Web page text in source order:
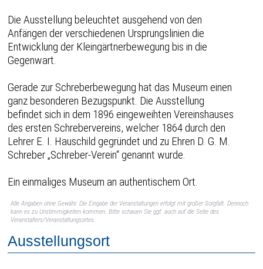
Die Ausstellung beleuchtet ausgehend von den
Anfängen der verschiedenen Ursprungslinien die
Entwicklung der Kleingärtnerbewegung bis in die
Gegenwart.
Gerade zur Schreberbewegung hat das Museum einen
ganz besonderen Bezugspunkt. Die Ausstellung
befindet sich in dem 1896 eingeweihten Vereinshauses
des ersten Schrebervereins, welcher 1864 durch den
Lehrer E. I. Hauschild gegründet und zu Ehren D. G. M.
Schreber „Schreber-Verein“ genannt wurde.
Ein einmaliges Museum an authentischem Ort.
Alle Angaben ohne Gewähr. Die Eingabe der Veranstaltungen erfolgt mit großer Sorgfalt. Dennoch
kann es zu Unstimmigkeiten kommen. Bitte schauen Sie ggf. auch auf die Seite des
Veranstalters/Veranstaltungsortes.
Ausstellungsort